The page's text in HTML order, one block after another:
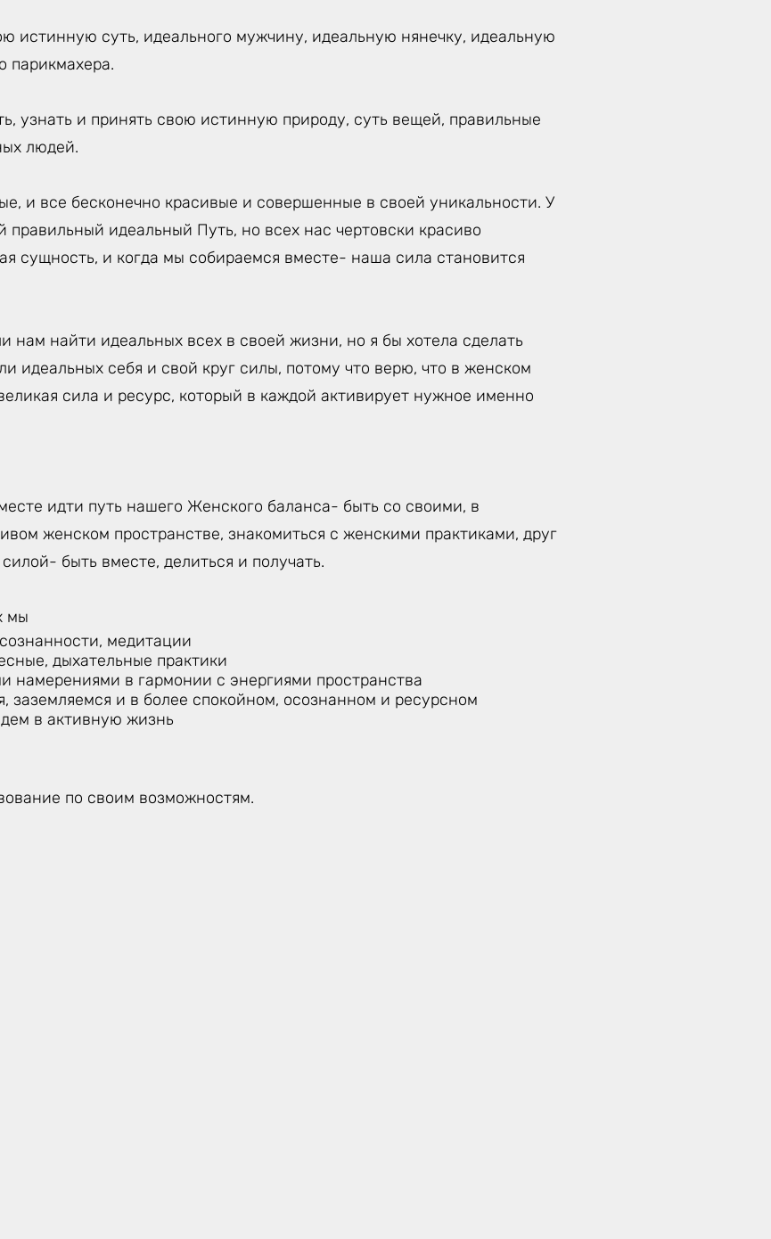
истинную суть, идеального мужчину, идеальную нянечку, идеальную
парикмахера.
узнать и принять свою истинную природу, суть вещей, правильные
людей.
и все бесконечно красивые и совершенные в своей уникальности. У
правильный идеальный Путь, но всех нас чертовски красиво
сущность, и когда мы собираемся вместе- наша сила становится
нам найти идеальных всех в своей жизни, но я бы хотела сделать
идеальных себя и свой круг силы, потому что верю, что в женском
сила и ресурс, который в каждой активирует нужное именно
идти путь нашего Женского баланса- быть со своими, в
женском пространстве, знакомиться с женскими практиками, друг
быть вместе, делиться и получать.
мы
медитации
дыхательные практики
намерениями в гармонии с энергиями пространства
заземляемся и в более спокойном, осознанном и ресурсном
в активную жизнь
по своим возможностям.